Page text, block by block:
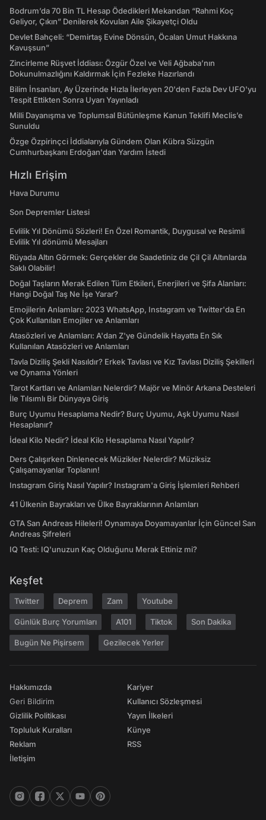
Bodrum’da 70 Bin TL Hesap Ödedikleri Mekandan “Rahmi Koç
Geliyor, Çıkın” Denilerek Kovulan Aile Şikayetçi Oldu
Devlet Bahçeli: “Demirtaş Evine Dönsün, Öcalan Umut Hakkına
Kavuşsun”
Zincirleme Rüşvet İddiası: Özgür Özel ve Veli Ağbaba’nın
Dokunulmazlığını Kaldırmak İçin Fezleke Hazırlandı
Bilim İnsanları, Ay Üzerinde Hızla İlerleyen 20'den Fazla Dev UFO'yu
Tespit Ettikten Sonra Uyarı Yayınladı
Milli Dayanışma ve Toplumsal Bütünleşme Kanun Teklifi Meclis’e
Sunuldu
Özge Özpirinçci İddialarıyla Gündem Olan Kübra Süzgün
Cumhurbaşkanı Erdoğan'dan Yardım İstedi
Hızlı Erişim
Hava Durumu
Son Depremler Listesi
Evlilik Yıl Dönümü Sözleri! En Özel Romantik, Duygusal ve Resimli
Evlilik Yıl dönümü Mesajları
Rüyada Altın Görmek: Gerçekler de Saadetiniz de Çil Çil Altınlarda
Saklı Olabilir!
Doğal Taşların Merak Edilen Tüm Etkileri, Enerjileri ve Şifa Alanları:
Hangi Doğal Taş Ne İşe Yarar?
Emojilerin Anlamları: 2023 WhatsApp, Instagram ve Twitter'da En
Çok Kullanılan Emojiler ve Anlamları
Atasözleri ve Anlamları: A'dan Z'ye Gündelik Hayatta En Sık
Kullanılan Atasözleri ve Anlamları
Tavla Diziliş Şekli Nasıldır? Erkek Tavlası ve Kız Tavlası Diziliş Şekilleri
ve Oynama Yönleri
Tarot Kartları ve Anlamları Nelerdir? Majör ve Minör Arkana Desteleri
İle Tılsımlı Bir Dünyaya Giriş
Burç Uyumu Hesaplama Nedir? Burç Uyumu, Aşk Uyumu Nasıl
Hesaplanır?
İdeal Kilo Nedir? İdeal Kilo Hesaplama Nasıl Yapılır?
Ders Çalışırken Dinlenecek Müzikler Nelerdir? Müziksiz
Çalışamayanlar Toplanın!
Instagram Giriş Nasıl Yapılır? Instagram'a Giriş İşlemleri Rehberi
41 Ülkenin Bayrakları ve Ülke Bayraklarının Anlamları
GTA San Andreas Hileleri! Oynamaya Doyamayanlar İçin Güncel San
Andreas Şifreleri
IQ Testi: IQ'unuzun Kaç Olduğunu Merak Ettiniz mi?
Keşfet
Twitter Deprem Zam Youtube
Günlük Burç Yorumları A101 Tiktok Son Dakika
Bugün Ne Pişirsem Gezilecek Yerler
Hakkımızda
Geri Bildirim
Gizlilik Politikası
Topluluk Kuralları
Reklam
İletişim
Kariyer
Kullanıcı Sözleşmesi
Yayın İlkeleri
Künye
RSS